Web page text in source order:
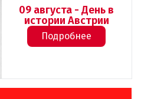
09 августа - День в
истории Австрии
Подробнее